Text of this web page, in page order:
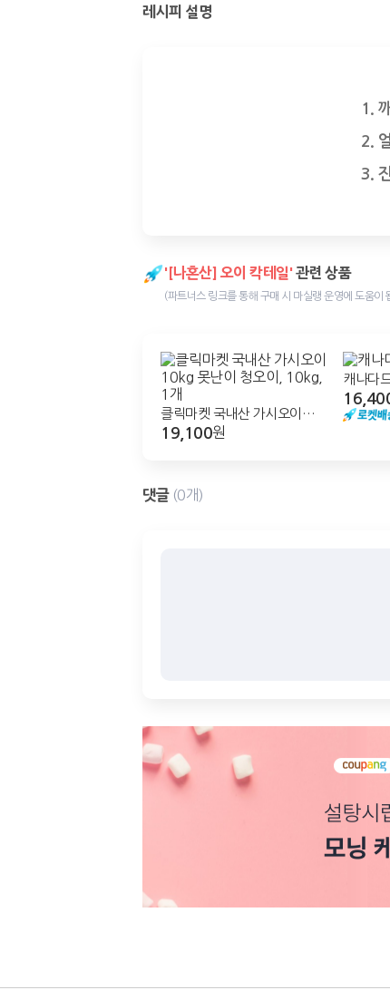
레시피 설명
1.
2.
3.
'[나혼산] 오이 칵테일' 관련 상품
(파트너스 링크를 통해 구매 시 마실랭 운영에 도움이
클릭마켓 국내산 가시오이
10kg 못난이 청오이, 10kg, 1
19,100원
캐나다
댓글 (0개)